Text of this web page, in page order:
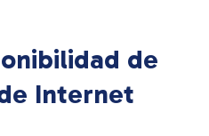
de
Internet